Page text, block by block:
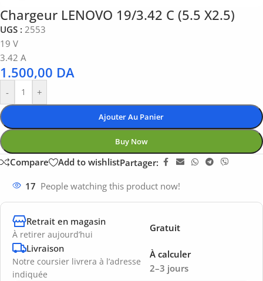
Chargeur LENOVO 19/3.42 C (5.5 X2.5)
UGS : 2553
19 V
3.42 A
1.500,00 DA
- +
Ajouter Au Panier
Buy Now
Compare Add to wishlistPartager:
17 People watching this product now!
Retrait en magasin
À retirer aujourd’hui
Gratuit
Livraison
Notre coursier livrera à l’adresse
indiquée
2–3 jours
À calculer